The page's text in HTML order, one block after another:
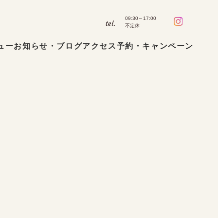
tel.
09:30～17:00
不定休
ーお知らせ・ブログアクセス予約・キャンペーン